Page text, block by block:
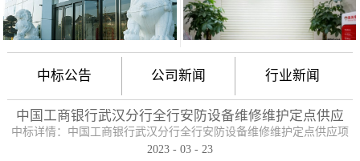
中标公告 公司新闻 行业新闻
中国工商银行武汉分行全行安防设备维修维护定点供应
项目
中标详情：中国工商银行武汉分行全行安防设备维修维护定点供应项
目（项目编号：HBZTH-FW-2022-106），于2023年2月3日以公开招
2023 - 03 - 23